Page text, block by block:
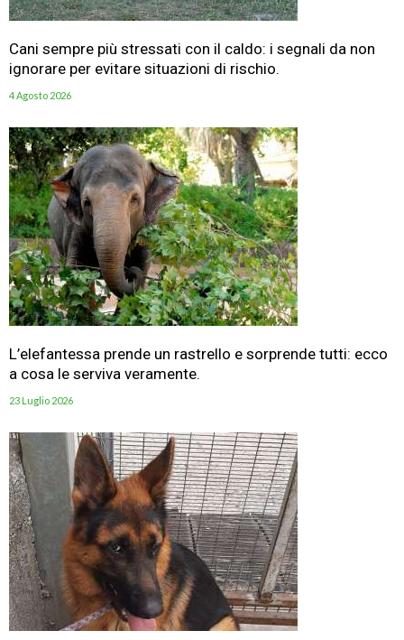
Cani sempre più stressati con il caldo: i segnali da non
ignorare per evitare situazioni di rischio.
4 Agosto 2026
L’elefantessa prende un rastrello e sorprende tutti: ecco
a cosa le serviva veramente.
23 Luglio 2026